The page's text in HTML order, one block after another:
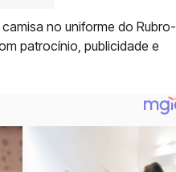
no uniforme do Rubro-
patrocínio, publicidade e